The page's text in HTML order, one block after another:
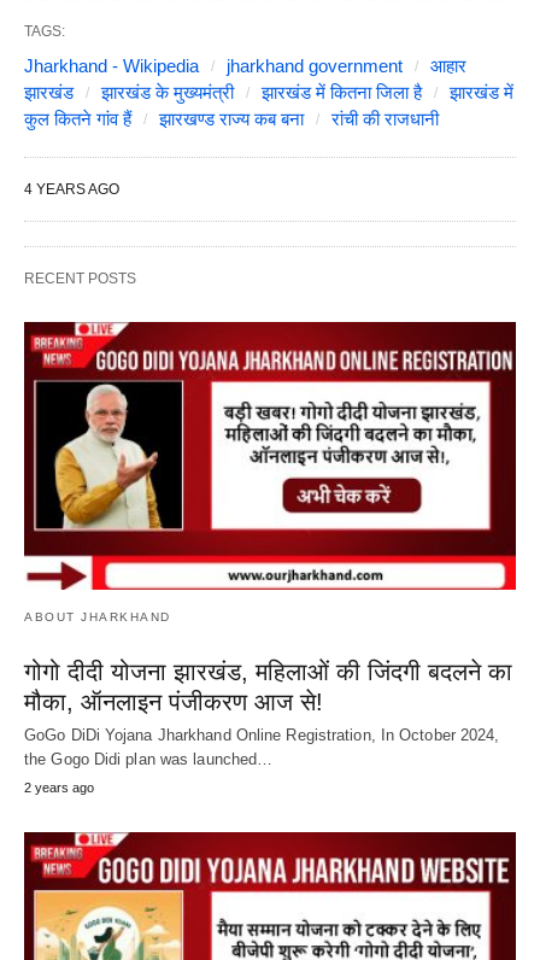
TAGS:
Jharkhand - Wikipedia jharkhand government
आहार
झारखंड
झारखंड के मुख्यमंत्री झारखंड में कितना जिला है
झारखंड में
कुल कितने गांव हैं
झारखण्ड राज्य कब बना रांची की राजधानी
4 YEARS AGO
RECENT POSTS
ABOUT JHARKHAND
गोगो दीदी योजना झारखंड, महिलाओं की जिंदगी बदलने का
मौका, ऑनलाइन पंजीकरण आज से!
GoGo DiDi Yojana Jharkhand Online Registration, In October 2024,
the Gogo Didi plan was launched…
2 years ago